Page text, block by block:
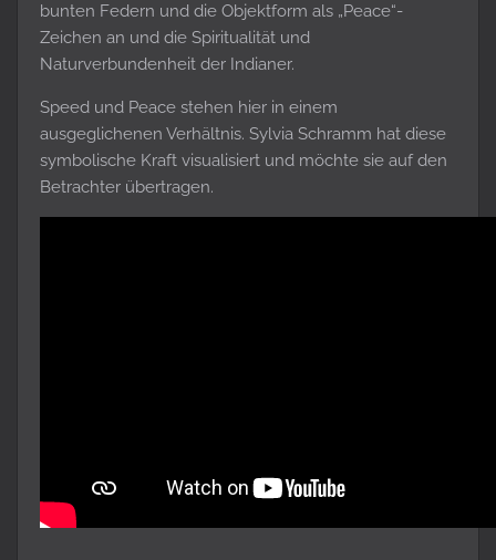
bunten Federn und die Objektform als „Peace“-
Zeichen an und die Spiritualität und
Naturverbundenheit der Indianer.
Speed und Peace stehen hier in einem
ausgeglichenen Verhältnis. Sylvia Schramm hat diese
symbolische Kraft visualisiert und möchte sie auf den
Betrachter übertragen.